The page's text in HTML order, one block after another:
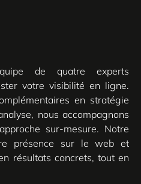
de quatre experts
votre visibilité en ligne.
en stratégie
nous accompagnons
sur-mesure. Notre
présence sur le web et
résultats concrets, tout en